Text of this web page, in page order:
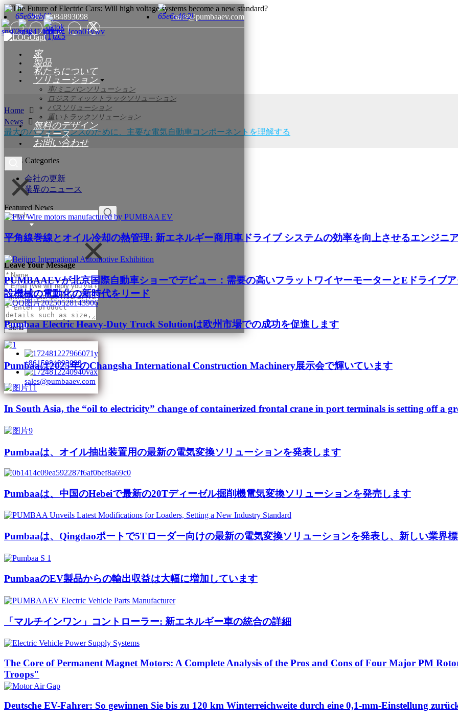
+8615084893098 sales@pumbaaev.com
家
製品
私たちについて
ソリューション
車/ミニバンソリューション
ロジスティックトラックソリューション
バスソリューション
重いトラックソリューション
無料のデザイン
ニュース
お問い合わせ
Leave Your Message
Send
+8615084893098
sales@pumbaaev.com
Home
News
最大のパフォーマンスのために、主要な電気自動車コンポーネントを理解する
News Categories
会社の更新
業界のニュース
Featured News
平角線巻線とオイル冷却の熱管理: 新エネルギー商用車ドライブ システムの効率を向上させるエンジニ
PUMBAAEVが北京国際自動車ショーでデビュー：需要の高いフラットワイヤーモーターとEドライブ
設機械の電動化の新時代をリード
Pumbaa Electric Heavy-Duty Truck Solutionは欧州市場での成功を促進します
Pumbaaは2025年のChangsha International Construction Machinery展示会で輝いています
In South Asia, the “oil to electricity” change of containerized frontal crane in port terminals is setting off a
Pumbaaは、オイル抽出装置用の最新の電気変換ソリューションを発表します
Pumbaaは、中国のHebeiで最新の20Tディーゼル掘削機電気変換ソリューションを発売します
Pumbaaは、Qingdaoポートで5Tローダー向けの最新の電気変換ソリューションを発表し、新しい業界
PumbaaのEV製品からの輸出収益は大幅に増加しています
「マルチインワン」コントローラー: 新エネルギー車の統合の詳細
The Core of Permanent Magnet Motors: A Complete Analysis of the Pros and Cons of Four Major PM
Troops"
Deutsche EV-Fahrer: So gewinnen Sie bis zu 120 km Winterreichweite durch eine 0,1-mm-Einstellung